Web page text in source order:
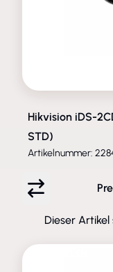
Hikvision iDS-
STD)
Artikelnummer:
Dieser